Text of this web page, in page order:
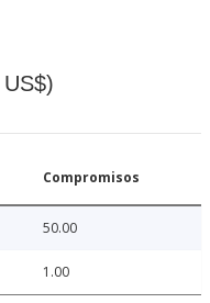
Compromisos
50.00
1.00